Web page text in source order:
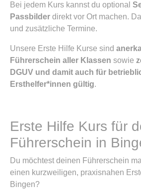
Bei jedem Kurs kannst du optional
Passbilder direkt vor Ort machen.
und zusätzliche Termine.
Unsere Erste Hilfe Kurse sind
Führerschein aller Klassen sowie
DGUV und damit auch für
Ersthelfer*innen gültig.
Erste Hilfe Kurs für
Führerschein in
Du möchtest deinen Führerschein
einen kurzweiligen, praxisnahen
Bingen?